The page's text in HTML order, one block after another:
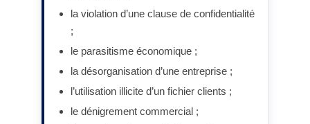
la violation d’une clause de confidentialité
;
le parasitisme économique ;
la désorganisation d’une entreprise ;
l’utilisation illicite d’un fichier clients ;
le dénigrement commercial ;